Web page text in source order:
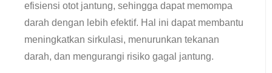
efisiensi otot jantung, sehingga dapat memompa
darah dengan lebih efektif. Hal ini dapat membantu
meningkatkan sirkulasi, menurunkan tekanan
darah, dan mengurangi risiko gagal jantung.